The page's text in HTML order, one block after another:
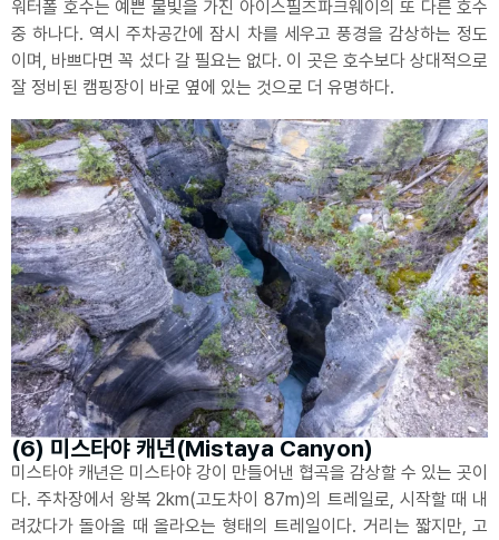
워터폴 호수는 예쁜 물빛을 가진 아이스필즈파크웨이의 또 다른 호수
중 하나다. 역시 주차공간에 잠시 차를 세우고 풍경을 감상하는 정도
이며, 바쁘다면 꼭 섰다 갈 필요는 없다. 이 곳은 호수보다 상대적으로
잘 정비된 캠핑장이 바로 옆에 있는 것으로 더 유명하다.
(6) 미스타야 캐년(Mistaya Canyon)
미스타야 캐년은 미스타야 강이 만들어낸 협곡을 감상할 수 있는 곳이
다. 주차장에서 왕복 2km(고도차이 87m)의 트레일로, 시작할 때 내
려갔다가 돌아올 때 올라오는 형태의 트레일이다. 거리는 짧지만, 고